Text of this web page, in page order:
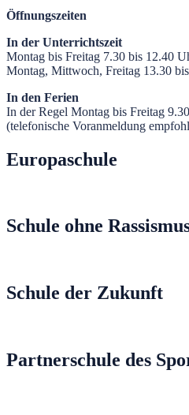
Öffnungszeiten
In der Unterrichtszeit
Montag bis Freitag 7.30 bis 12.40
Montag, Mittwoch, Freitag 13.30
In den Ferien
In der Regel Montag bis Freitag
(telefonische Voranmeldung
Europaschule
Schule ohne
Schule der Zukunft
Partnerschule des